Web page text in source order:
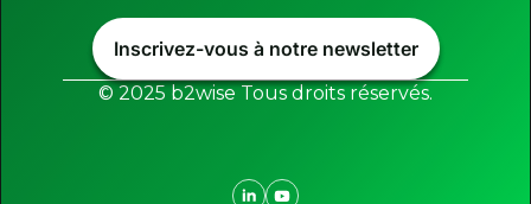
Inscrivez-vous à notre newsletter
© 2025 b2wise Tous droits réservés.